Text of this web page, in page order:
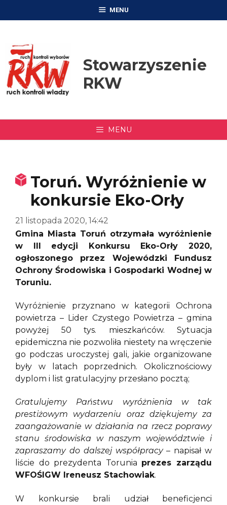
MENU
Stowarzyszenie
RKW
MENU
Toruń. Wyróżnienie w
konkursie Eko-Orły
21 listopada 2020, 14:42
Gmina Miasta Toruń otrzymała wyróżnienie
w III edycji Konkursu Eko-Orły 2020,
ogłoszonego przez Wojewódzki Fundusz
Ochrony Środowiska i Gospodarki Wodnej w
Toruniu.
Wyróżnienie przyznano w kategorii Ochrona
powietrza – Lider Czystego Powietrza – gmina
powyżej 50 tys. mieszkańców. Sytuacja
epidemiczna nie pozwoliła niestety na wręczenie
go podczas uroczystej gali, jakie organizowane
były w latach poprzednich. Okolicznościowy
dyplom i list gratulacyjny przesłano pocztą;
Gratulujemy Państwu wyróżnienia w tak
prestiżowym wydarzeniu oraz dziękujemy za
zaangażowanie w działania na rzecz poprawy
stanu środowiska w naszym województwie i
zapraszamy do dalszej współpracy– napisał w
liście do prezydenta Torunia prezes zarządu
WFOŚIGW Ireneusz Stachowiak.
W konkursie brali udział beneficjenci